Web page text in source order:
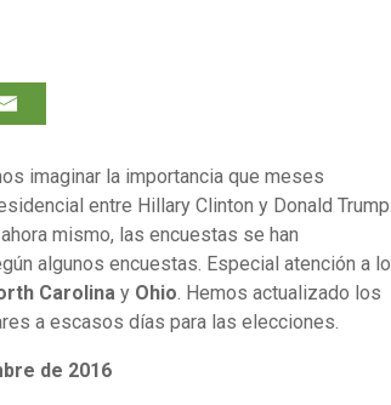
imaginar la importancia que meses
entre Hillary Clinton y Donald Trump.
mismo, las encuestas se han
algunos encuestas. Especial atención a lo
Carolina y Ohio . Hemos actualizado los
a escasos días para las elecciones.
de 2016